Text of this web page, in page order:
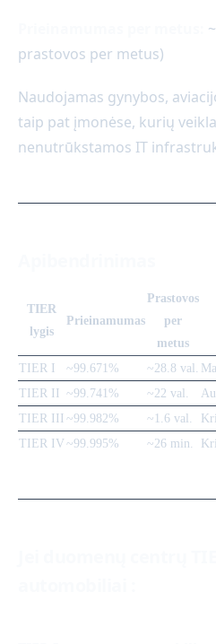
prastovos per metus)
Naudojamas gynybos,
taip pat įmonėse, kurių
nenutrūkstamos IT
TIER
lygis
Prieinamumas
Prastovos
per
metus
TIER I ~99.671% ~28.8 val.
TIER II ~99.741% ~22 val.
TIER III ~99.982% ~1.6 val.
TIER IV ~99.995% ~26 min.